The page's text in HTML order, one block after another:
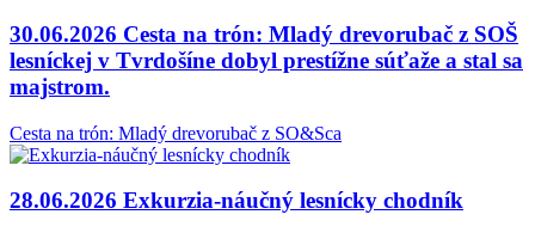
30.06.2026 Cesta na trón: Mladý drevorubač z SOŠ
lesníckej v Tvrdošíne dobyl prestížne súťaže a stal sa
majstrom.
Cesta na trón: Mladý drevorubač z SO&Sca
28.06.2026 Exkurzia-náučný lesnícky chodník